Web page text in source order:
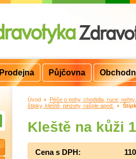
Úvod >
Péče o nohy, chodidla, ruce,
štipky, kleště, pinzety, rašple apod.
>
Kleště na kůži
Cena s DPH:
Prodejna Půjčovna